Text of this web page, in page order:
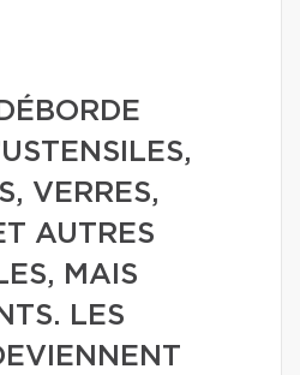
VERRES,
AUTRES
MAIS
LES